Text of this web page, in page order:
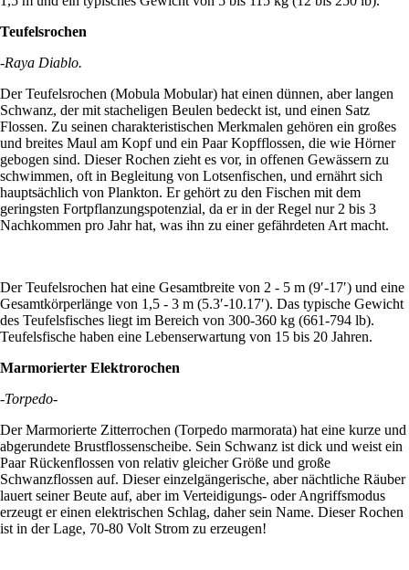
Teufelsrochen
-Raya Diablo.
Der Teufelsrochen (Mobula Mobular) hat einen dünnen, aber langen
Schwanz, der mit stacheligen Beulen bedeckt ist, und einen Satz
Flossen. Zu seinen charakteristischen Merkmalen gehören ein großes
und breites Maul am Kopf und ein Paar Kopfflossen, die wie Hörner
gebogen sind. Dieser Rochen zieht es vor, in offenen Gewässern zu
schwimmen, oft in Begleitung von Lotsenfischen, und ernährt sich
hauptsächlich von Plankton. Er gehört zu den Fischen mit dem
geringsten Fortpflanzungspotenzial, da er in der Regel nur 2 bis 3
Nachkommen pro Jahr hat, was ihn zu einer gefährdeten Art macht.
Der Teufelsrochen hat eine Gesamtbreite von 2 - 5 m (9′-17′) und eine
Gesamtkörperlänge von 1,5 - 3 m (5.3′-10.17′). Das typische Gewicht
des Teufelsfisches liegt im Bereich von 300-360 kg (661-794 lb).
Teufelsfische haben eine Lebenserwartung von 15 bis 20 Jahren.
Marmorierter Elektrorochen
-Torpedo-
Der Marmorierte Zitterrochen (Torpedo marmorata) hat eine kurze und
abgerundete Brustflossenscheibe. Sein Schwanz ist dick und weist ein
Paar Rückenflossen von relativ gleicher Größe und große
Schwanzflossen auf. Dieser einzelgängerische, aber nächtliche Räuber
lauert seiner Beute auf, aber im Verteidigungs- oder Angriffsmodus
erzeugt er einen elektrischen Schlag, daher sein Name. Dieser Rochen
ist in der Lage, 70-80 Volt Strom zu erzeugen!